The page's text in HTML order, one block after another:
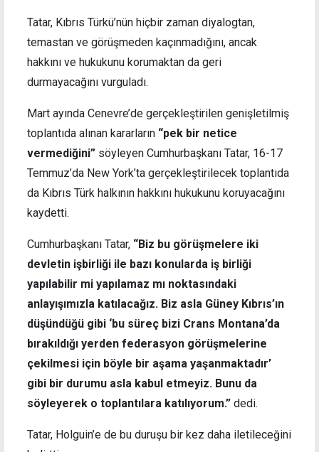
Tatar, Kıbrıs Türkü’nün hiçbir zaman diyalogtan,
temastan ve görüşmeden kaçınmadığını, ancak
hakkını ve hukukunu korumaktan da geri
durmayacağını vurguladı.
Mart ayında Cenevre’de gerçekleştirilen genişletilmiş
toplantıda alınan kararların “pek bir netice
vermediğini” söyleyen Cumhurbaşkanı Tatar, 16-17
Temmuz’da New York’ta gerçekleştirilecek toplantıda
da Kıbrıs Türk halkının hakkını hukukunu koruyacağını
kaydetti.
Cumhurbaşkanı Tatar, “Biz bu görüşmelere iki
devletin işbirliği ile bazı konularda iş birliği
yapılabilir mi yapılamaz mı noktasındaki
anlayışımızla katılacağız. Biz asla Güney Kıbrıs’ın
düşündüğü gibi ‘bu süreç bizi Crans Montana’da
bırakıldığı yerden federasyon görüşmelerine
çekilmesi için böyle bir aşama yaşanmaktadır’
gibi bir durumu asla kabul etmeyiz. Bunu da
söyleyerek o toplantılara katılıyorum.” dedi.
Tatar, Holguin’e de bu duruşu bir kez daha iletileceğini